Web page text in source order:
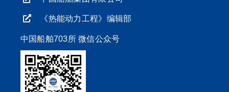
《热能动力工程》编辑部
中国船舶703所 微信公众号